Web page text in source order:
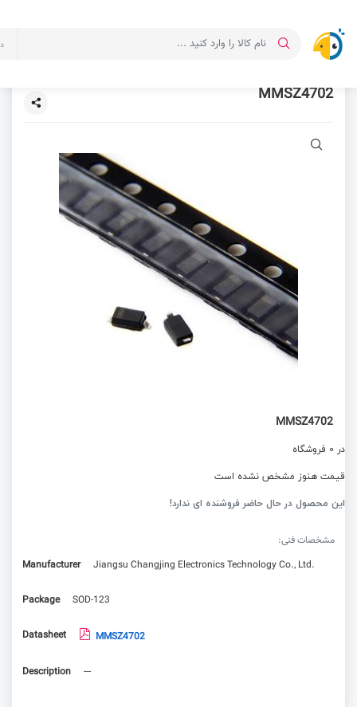
MMSZ4702
MMSZ4702
در 0 فروشگاه
قیمت هنوز مشخص نشده است
این محصول در حال حاضر فروشنده ای ندارد!
مشخصات فنی:
Manufacturer
Jiangsu Changjing Electronics Technology Co., Ltd.
Package SOD-123
Datasheet MMSZ4702
Description ---